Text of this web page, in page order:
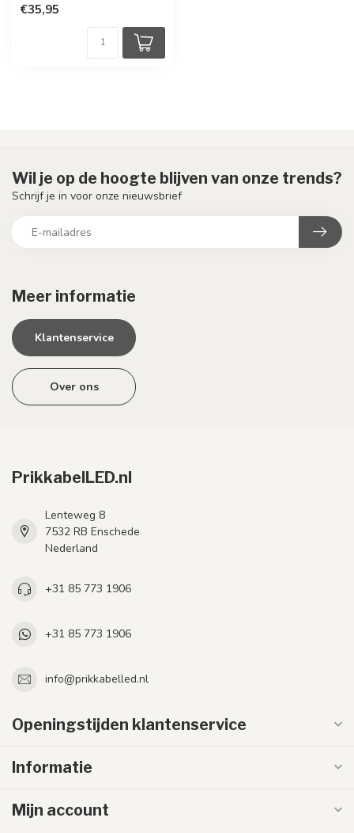
€35,95
Meer informatie
Klantenservice
Over ons
Wil je op de hoogte blijven van onze trends?
Schrijf je in voor onze nieuwsbrief
PrikkabelLED.nl
Lenteweg 8
7532 RB Enschede
Nederland
+31 85 773 1906
+31 85 773 1906
info@prikkabelled.nl
Openingstijden klantenservice
Informatie
Mijn account